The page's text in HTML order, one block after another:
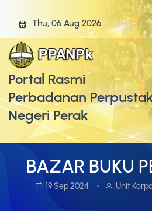
Thu, 06 Aug 2026
Portal Rasmi
Perbadanan
Negeri Perak
BAZAR BUKU
19 Sep 2024 Unit